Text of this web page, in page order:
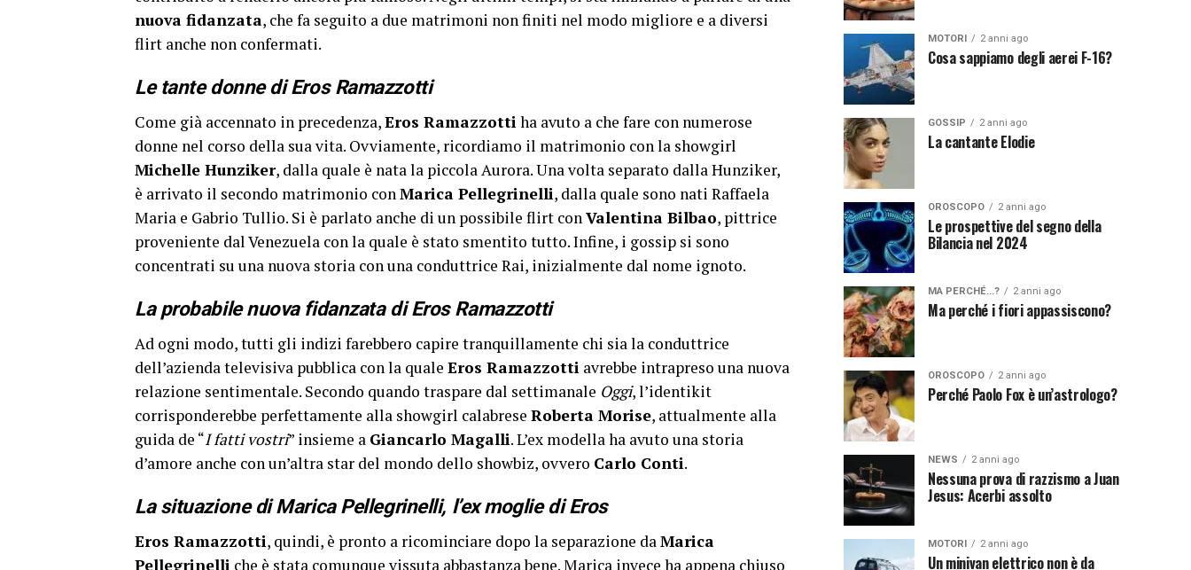
nuova fidanzata, che fa seguito a due matrimoni non finiti nel modo migliore e a diversi
flirt anche non confermati.
Le tante donne di Eros Ramazzotti
Come già accennato in precedenza,Eros Ramazzottiha avuto a che fare con numerose
donne nel corso della sua vita. Ovviamente, ricordiamo il matrimonio con la showgirl
Michelle Hunziker, dalla quale è nata la piccola Aurora. Una volta separato dalla Hunziker,
è arrivato il secondo matrimonio conMarica Pellegrinelli, dalla quale sono nati Raffaela
Maria e Gabrio Tullio. Si è parlato anche di un possibile flirt conValentina Bilbao, pittrice
proveniente dal Venezuela con la quale è stato smentito tutto. Infine, i gossip si sono
concentrati su una nuova storia con una conduttrice Rai, inizialmente dal nome ignoto.
La probabile nuova fidanzata di Eros Ramazzotti
Ad ogni modo, tutti gli indizi farebbero capire tranquillamente chi sia la conduttrice
dell’azienda televisiva pubblica con la quale Eros Ramazzotti avrebbe intrapreso una nuova
relazione sentimentale. Secondo quando traspare dal settimanale Oggi, l’identikit
corrisponderebbe perfettamente alla showgirl calabrese Roberta Morise, attualmente alla
guida de “I fatti vostri” insieme a Giancarlo Magalli. L’ex modella ha avuto una storia
d’amore anche con un’altra star del mondo dello showbiz, ovvero Carlo Conti.
La situazione di Marica Pellegrinelli, l’ex moglie di Eros
Eros Ramazzotti, quindi, è pronto a ricominciare dopo la separazione daMarica
Pellegrinelli che è stata comunque vissuta abbastanza bene. Marica invece ha appena chiuso
MOTORI 2 anni ago
Cosa sappiamo degli aerei F-16?
GOSSIP 2 anni ago
La cantante Elodie
OROSCOPO 2 anni ago
Le prospettive del segno della
Bilancia nel 2024
MA PERCHÉ...? 2 anni ago
Ma perché i fiori appassiscono?
OROSCOPO 2 anni ago
Perché Paolo Fox è un’astrologo?
NEWS 2 anni ago
Nessuna prova di razzismo a Juan
Jesus: Acerbi assolto
MOTORI 2 anni ago
Un minivan elettrico non è da